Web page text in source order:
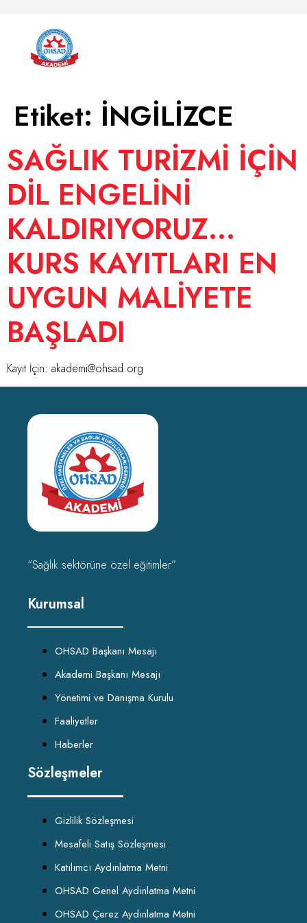
Etiket: İNGİLİZCE
SAĞLIK TURİZMİ İÇİN
DİL ENGELİNİ
KALDIRIYORUZ…
KURS KAYITLARI EN
UYGUN MALİYETE
BAŞLADI
Kayıt İçin: akademi@ohsad.org
“Sağlık sektörüne özel eğitimler”
Kurumsal
OHSAD Başkanı Mesajı
Akademi Başkanı Mesajı
Yönetimi ve Danışma Kurulu
Faaliyetler
Haberler
Sözleşmeler
Gizlilik Sözleşmesi
Mesafeli Satış Sözleşmesi
Katılımcı Aydınlatma Metni
OHSAD Genel Aydınlatma Metni
OHSAD Çerez Aydınlatma Metni